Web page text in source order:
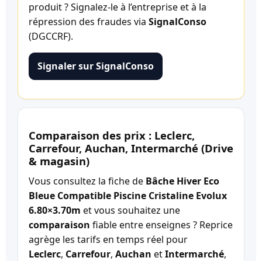
produit ? Signalez-le à l’entreprise et à la
répression des fraudes via SignalConso
(DGCCRF).
Signaler sur SignalConso
Comparaison des prix : Leclerc,
Carrefour, Auchan, Intermarché (Drive
& magasin)
Vous consultez la fiche de Bâche Hiver Eco
Bleue Compatible Piscine Cristaline Evolux
6.80×3.70m et vous souhaitez une
comparaison fiable entre enseignes ? Reprice
agrège les tarifs en temps réel pour
Leclerc, Carrefour, Auchan etIntermarché,